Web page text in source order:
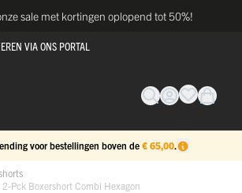
sale met kortingen oplopend tot 50%!
VIA ONS PORTAL
voor bestellingen boven de € 65,00.
2-Pck Boxershort Combi Hexagon